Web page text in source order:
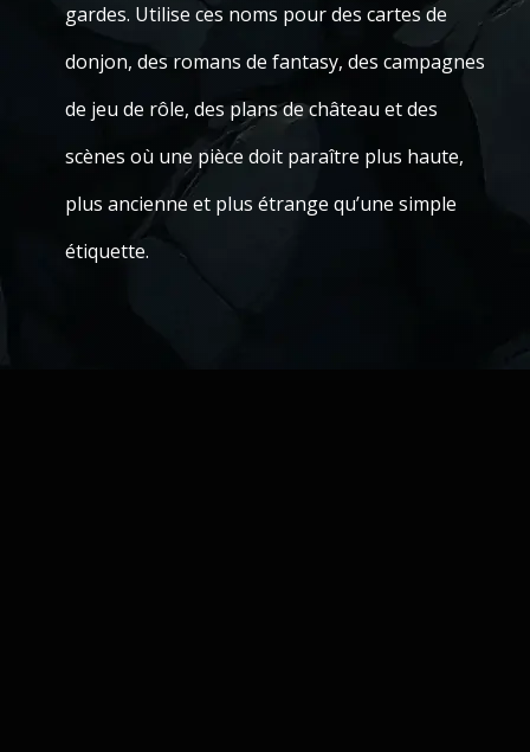
gardes. Utilise ces noms pour des cartes de
donjon, des romans de fantasy, des campagnes
de jeu de rôle, des plans de château et des
scènes où une pièce doit paraître plus haute,
plus ancienne et plus étrange qu’une simple
étiquette.